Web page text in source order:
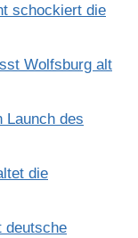
schockiert die
Wolfsburg alt
Launch des
die
deutsche